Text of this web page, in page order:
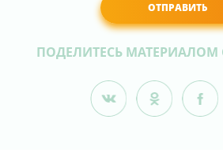
ОТПРАВИТЬ
ПОДЕЛИТЕСЬ МАТЕРИАЛОМ